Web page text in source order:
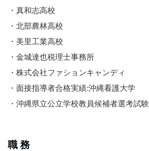
・真和志高校
・北部農林高校
・美里工業高校
・金城達也税理士事務所
・株式会社ファションキャンディ
・面接指導者合格実績:沖縄看護大学
・沖縄県立公立学校教員候補者選考試験
職 務